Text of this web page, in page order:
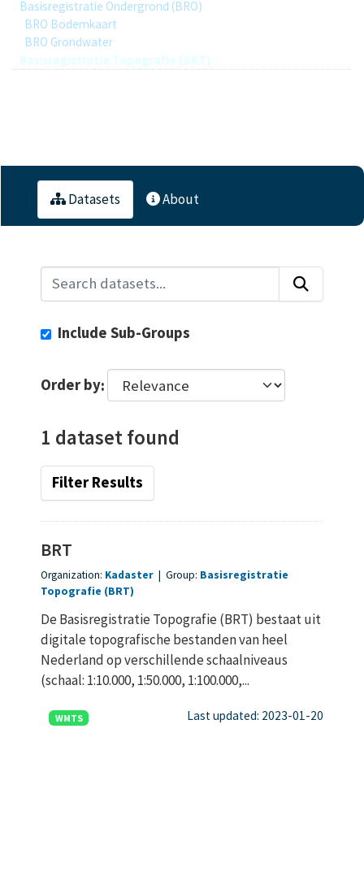
Basisregistratie Ondergrond (BRO)
BRO Bodemkaart
BRO Grondwater
Basisregistratie Topografie (BRT)
Datasets About
Include Sub-Groups
Order by
1 dataset found
Filter Results
BRT
Organization: Kadaster | Group: Basisregistratie
Topografie (BRT)
De Basisregistratie Topografie (BRT) bestaat uit
digitale topografische bestanden van heel
Nederland op verschillende schaalniveaus
(schaal: 1:10.000, 1:50.000, 1:100.000,...
WMTS Last updated: 2023-01-20